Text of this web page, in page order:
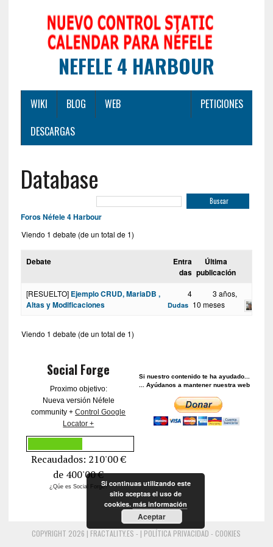
NEFELE 4 HARBOUR
WIKI BLOG PETICIONES
WEB
DESCARGAS
Database
Foros Néfele 4 Harbour
Viendo 1 debate (de un total de 1)
Debate
Entra
das
Última
publicación
[RESUELTO] Ejemplo CRUD, MariaDB ,
Altas y Modificaciones
Dudas
4
3 años,
10 meses
Viendo 1 debate (de un total de 1)
Social Forge
Proximo objetivo:
Nueva versión Néfele
community +Control Google
Locator +
Recaudados: 210'00 €
de 400'00 €
¿Qúe es Social Forge?
Si nuestro contenido te ha ayudado...
... Ayúdanos a mantener nuestra web
COPYRIGHT 2026 | FRACTALITY.ES - | POLÍTICA PRIVACIDAD - COOKIES
Si continuas utilizando este
sitio aceptas el uso de
cookies. más información
Aceptar